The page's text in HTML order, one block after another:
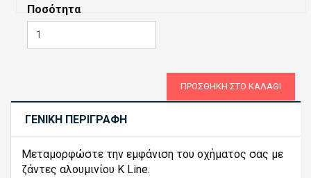
Ποσότητα
ΠΡΟΣΘΉΚΗ ΣΤΟ ΚΑΛΆΘΙ
ΓΕΝΙΚΉ ΠΕΡΙΓΡΑΦΉ
Μεταμορφώστε την εμφάνιση του οχήματος σας με
ζάντες αλουμινίου K Line.